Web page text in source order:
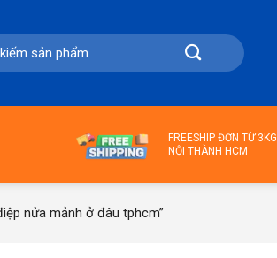
FREESHIP ĐƠN TỪ 3KG
NỘI THÀNH HCM
nửa mảnh ở đâu tphcm”